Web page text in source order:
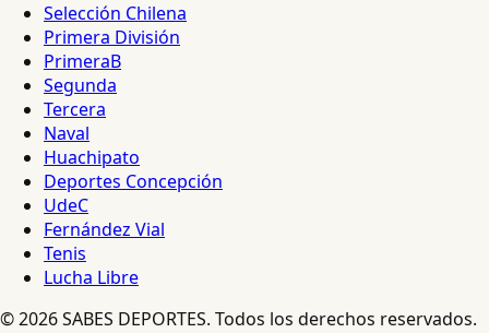
Selección Chilena
Primera División
PrimeraB
Segunda
Tercera
Naval
Huachipato
Deportes Concepción
UdeC
Fernández Vial
Tenis
Lucha Libre
© 2026 SABES DEPORTES. Todos los derechos reservados.